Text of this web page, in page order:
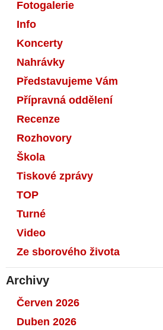
Fotogalerie
Info
Koncerty
Nahrávky
Představujeme Vám
Přípravná oddělení
Recenze
Rozhovory
Škola
Tiskové zprávy
TOP
Turné
Video
Ze sborového života
Archivy
Červen 2026
Duben 2026